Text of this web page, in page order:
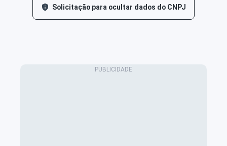
Solicitação para ocultar dados do CNPJ